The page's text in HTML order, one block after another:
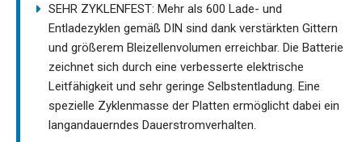
SEHR ZYKLENFEST: Mehr als 600 Lade- und
Entladezyklen gemäß DIN sind dank verstärkten Gittern
und größerem Bleizellenvolumen erreichbar. Die Batterie
zeichnet sich durch eine verbesserte elektrische
Leitfähigkeit und sehr geringe Selbstentladung. Eine
spezielle Zyklenmasse der Platten ermöglicht dabei ein
langandauerndes Dauerstromverhalten.